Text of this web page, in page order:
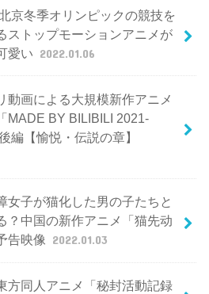
京冬季オリンピックの競技を
ストップモーションアニメが
愛い 2022.01.06
動画による大規模新作アニメ
MADE BY BILIBILI 2021-
編【愉悦・伝説の章】
女子が猫化した男の子たちと
？中国の新作アニメ「猫先动
告映像
2022.01.03
方同人アニメ「秘封活動記録